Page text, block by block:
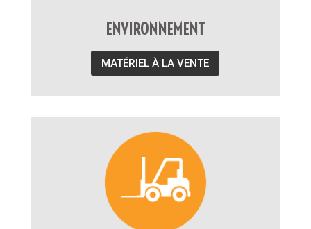
ENVIRONNEMENT
MATÉRIEL À LA VENTE